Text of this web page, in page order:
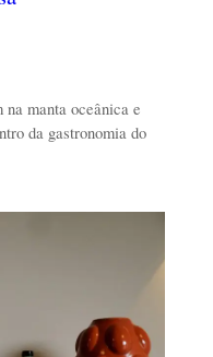
manta oceânica e
da gastronomia do